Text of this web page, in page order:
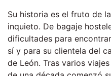
Su historia es el fruto de
inquieto. De bagaje
dificultades para
sí y para su clientela del
de León. Tras varios